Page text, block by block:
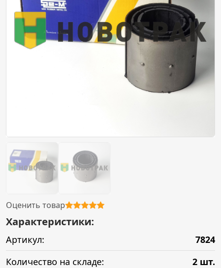
Оценить товар
Характеристики:
Артикул:
7824
Количество на складе:
2 шт.